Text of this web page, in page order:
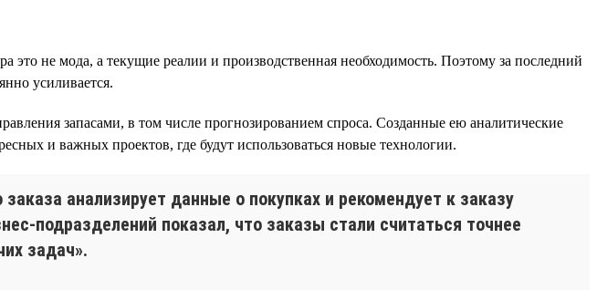
не мода, а текущие реалии и производственная необходимость. Поэтому за последний
усиливается.
запасами, в том числе прогнозированием спроса. Созданные ею аналитические
и важных проектов, где будут использоваться новые технологии.
анализирует данные о покупках и рекомендует к заказу
подразделений показал, что заказы стали считаться точнее
задач».